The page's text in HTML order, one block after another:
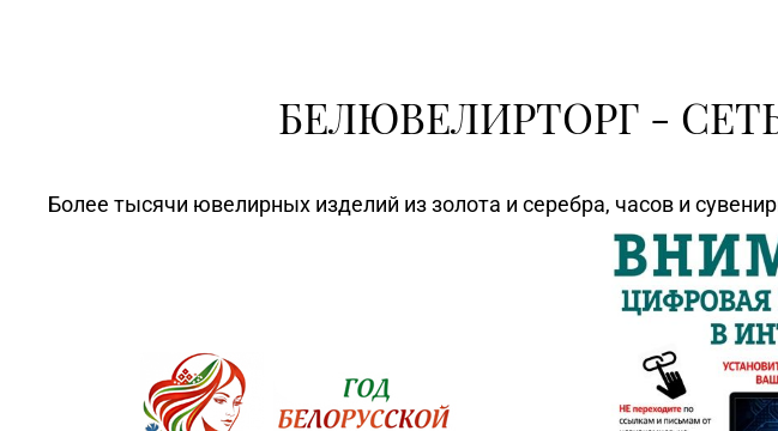
БЕЛЮВЕЛИРТОРГ -
Более тысячи ювелирных изделий из золота и серебра, часов и